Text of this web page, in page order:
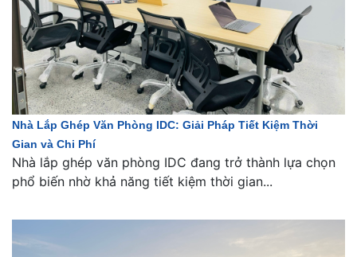
Nhà Lắp Ghép Văn Phòng IDC: Giải Pháp Tiết Kiệm Thời
Gian và Chi Phí
Nhà lắp ghép văn phòng IDC đang trở thành lựa chọn
phổ biến nhờ khả năng tiết kiệm thời gian...